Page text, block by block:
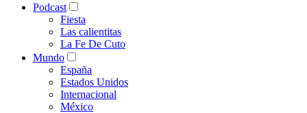
Podcast
Fiesta
Las calientitas
La Fe De Cuto
Mundo
España
Estados Unidos
Internacional
México